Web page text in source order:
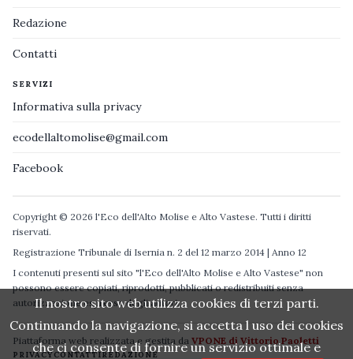
Redazione
Contatti
SERVIZI
Informativa sulla privacy
ecodellaltomolise@gmail.com
Facebook
Copyright © 2026 l'Eco dell'Alto Molise e Alto Vastese. Tutti i diritti
riservati.
Registrazione Tribunale di Isernia n. 2 del 12 marzo 2014 | Anno 12
I contenuti presenti sul sito "l'Eco dell'Alto Molise e Alto Vastese" non
possono essere copiati, riprodotti, pubblicati o redistribuiti senza
autorizzazione espressa degli autori.
Piattaforma web realizzata e gestita da VPONE di Vittorio Paoletti
PRIVACYCONTATTIREDAZIONE
Il nostro sito web utilizza cookies di terzi parti.
Continuando la navigazione, si accetta l uso dei cookies
che ci consente di fornire un servizio ottimale e